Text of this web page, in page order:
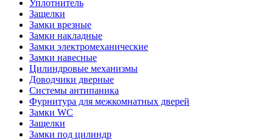
Уплотнитель
Защелки
Замки врезные
Замки накладные
Замки электромеханические
Замки навесные
Цилиндровые механизмы
Доводчики дверные
Системы антипаника
Фурнитура для межкомнатных дверей
Замки WC
Защелки
Замки под цилиндр